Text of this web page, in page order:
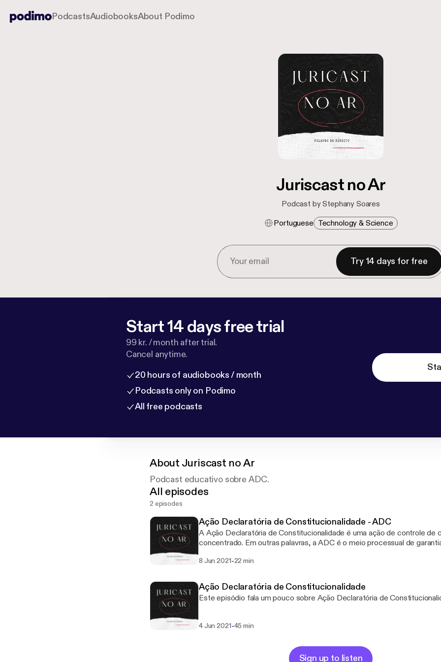
PodcastsAudiobooksAbout Podimo
Juriscast no Ar
Podcast by Stephany Soares
Portuguese Technology & Science
Try 14 days for free
Start 14 days free trial
99 kr. / month after trial.
Cancel anytime.
20 hours of audiobooks / month
Podcasts only on Podimo
All free podcasts
About Juriscast no Ar
Podcast educativo sobre ADC.
All episodes
2 episodes
Ação Declaratória de Constitucionalidade - ADC
A Ação Declaratória de Constitucionalidade é uma ação de controle de
concentrado. Em outras palavras, a ADC é o meio processual de
8 Jun 2021-22 min
Ação Declaratória de Constitucionalidade
Este episódio fala um pouco sobre Ação Declaratória de
4 Jun 2021-45 min
Sign up to listen